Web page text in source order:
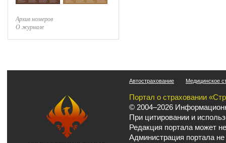
Архив номеров
О журнале
Автострахование Медицинское
Портал о страховании
© 2004–2026
При цитировании и
Редакция портала может
Администрация портала